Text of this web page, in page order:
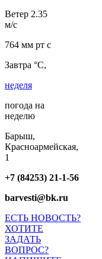
Ветер 2.35
м/с
764 мм рт с
Завтра °C,
неделя
погода на
неделю
Барыш,
Красноармейская,
1
+7 (84253) 21-1-56
barvesti@bk.ru
ЕСТЬ НОВОСТЬ?
ХОТИТЕ
ЗАДАТЬ
ВОПРОС?